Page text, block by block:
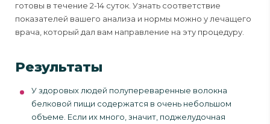
готовы в течение 2-14 суток. Узнать соответствие
показателей вашего анализа и нормы можно у лечащего
врача, который дал вам направление на эту процедуру.
Результаты
У здоровых людей полупереваренные волокна
белковой пищи содержатся в очень небольшом
объеме. Если их много, значит, поджелудочная